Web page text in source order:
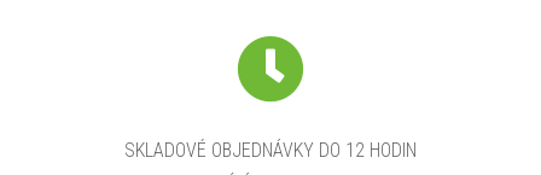
SKLADOVÉ OBJEDNÁVKY DO 12 HODIN